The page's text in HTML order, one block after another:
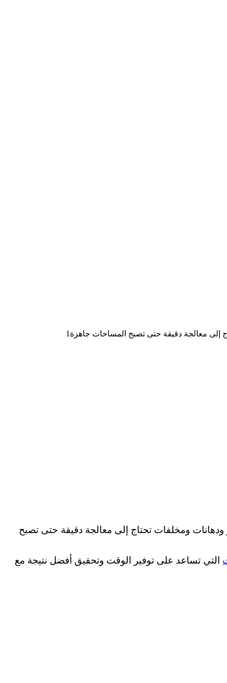
إلى معالجة دقيقة حتى تصبح المساحات جاهزة1
ودهانات ومخلفات تحتاج إلى معالجة دقيقة حتى تصبح
التي تساعد على توفير الوقت وتحقيق أفضل نتيجة مع